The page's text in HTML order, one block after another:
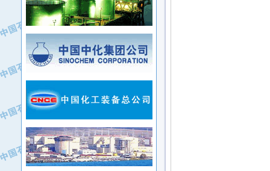
·四川中光高技术研究所有限责任公司
·江苏天安防雷工程有限责任公司
·山东东营胜利工业园区
·自贡五洲防腐安装有限公司
·华北石油津工机械制造有限公司
·中国石化茂名石化分公司
·上海赛科石油化工有限责任公司
·河北卓唯钢管制造有限公司
·上海高桥石化
·中国石化扬子石油化工股份有限公司
·中国石化上海石油化工股份有限公司
·中国石油长庆油田分公司
·中国石油宁夏石化分公司
·山东墨龙石油机械股份有限公司